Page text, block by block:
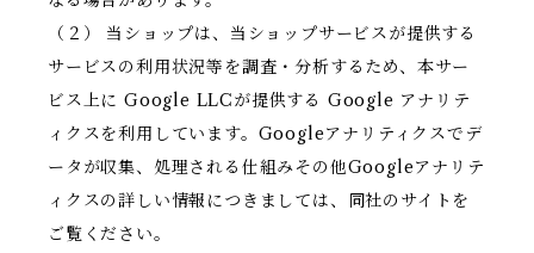
（２） 当ショップは、当ショップサービスが提供する
サービスの利用状況等を調査・分析するため、本サー
ビス上に Google LLCが提供する Google アナリテ
ィクスを利用しています。Googleアナリティクスでデ
ータが収集、処理される仕組みその他Googleアナリテ
ィクスの詳しい情報につきましては、同社のサイトを
ご覧ください。